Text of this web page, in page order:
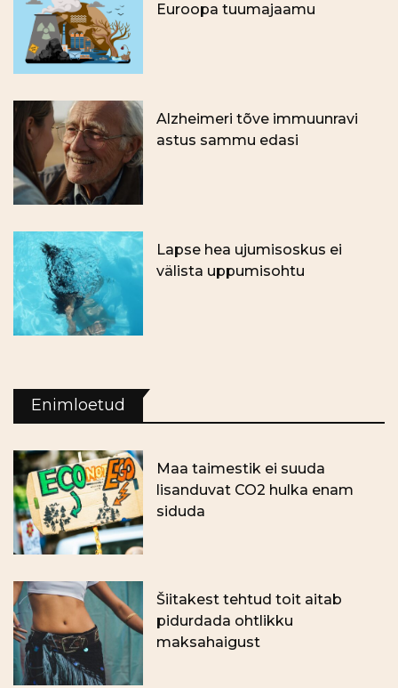
Euroopa tuumajaamu
Alzheimeri tõve immuunravi
astus sammu edasi
Lapse hea ujumisoskus ei
välista uppumisohtu
Enimloetud
Maa taimestik ei suuda
lisanduvat CO2 hulka enam
siduda
Šiitakest tehtud toit aitab
pidurdada ohtlikku
maksahaigust